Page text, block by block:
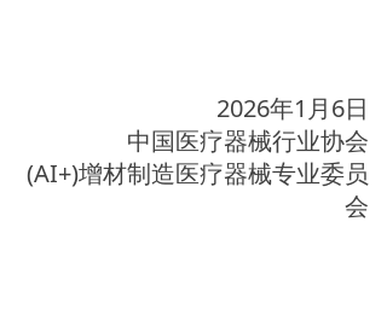
2026年1月6日
中国医疗器械行业协会
(AI+)增材制造医疗器械专业委员
会